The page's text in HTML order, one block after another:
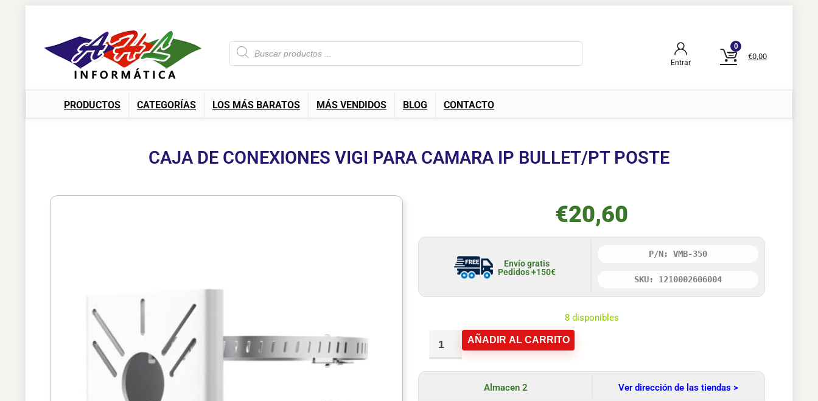
Entrar
0
€0,00
PRODUCTOS CATEGORÍAS LOS MÁS BARATOS MÁS VENDIDOS BLOG CONTACTO
CAJA DE CONEXIONES VIGI PARA CAMARA IP BULLET/PT POSTE
€20,60
Envío gratis
Pedidos +150€
P/N: VMB-350
SKU: 1210002606004
8 disponibles
AÑADIR AL CARRITO
Almacen 2 Ver dirección de las tiendas >